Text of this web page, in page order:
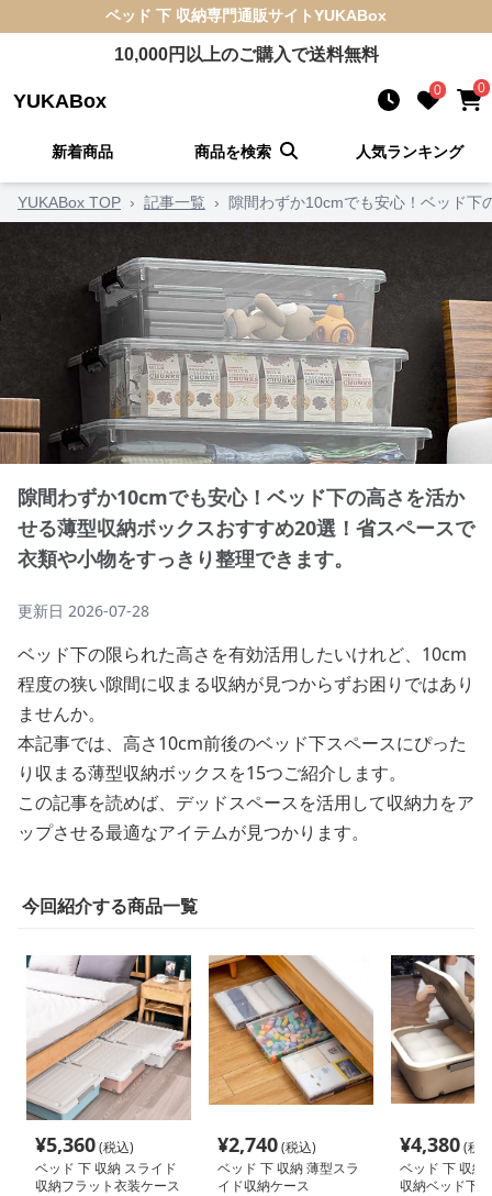
ベッド 下 収納専門通販サイトYUKABox
10,000円以上のご購入で送料無料
YUKABox 0 0
新着商品 商品を検索 人気ランキング
YUKABox TOP › 記事一覧 › 隙間わずか10cmでも安心！ベッド下
隙間わずか10cmでも安心！ベッド下の高さを活か
せる薄型収納ボックスおすすめ20選！省スペースで
衣類や小物をすっきり整理できます。
更新日 2026-07-28
ベッド下の限られた高さを有効活用したいけれど、10cm
程度の狭い隙間に収まる収納が見つからずお困りではあり
ませんか。
本記事では、高さ10cm前後のベッド下スペースにぴった
り収まる薄型収納ボックスを15つご紹介します。
この記事を読めば、デッドスペースを活用して収納力をア
ップさせる最適なアイテムが見つかります。
今回紹介する商品一覧
¥5,360(税込)
ベッド 下 収納 スライド
収納フラット衣装ケース
¥2,740(税込)
ベッド 下 収納 薄型スラ
イド収納ケース
¥4,380(税
ベッド 下 収納
収納ベッド下